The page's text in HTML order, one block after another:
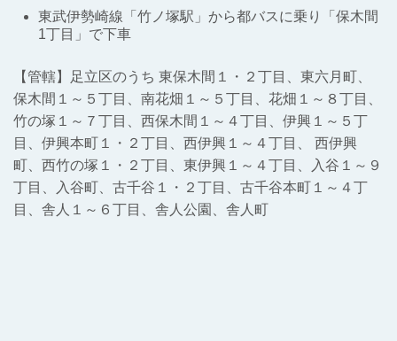
東武伊勢崎線「竹ノ塚駅」から都バスに乗り「保木間
1丁目」で下車
【管轄】足立区のうち 東保木間１・２丁目、東六月町、
保木間１～５丁目、南花畑１～５丁目、花畑１～８丁目、
竹の塚１～７丁目、西保木間１～４丁目、伊興１～５丁
目、伊興本町１・２丁目、西伊興１～４丁目、 西伊興
町、西竹の塚１・２丁目、東伊興１～４丁目、入谷１～９
丁目、入谷町、古千谷１・２丁目、古千谷本町１～４丁
目、舎人１～６丁目、舎人公園、舎人町